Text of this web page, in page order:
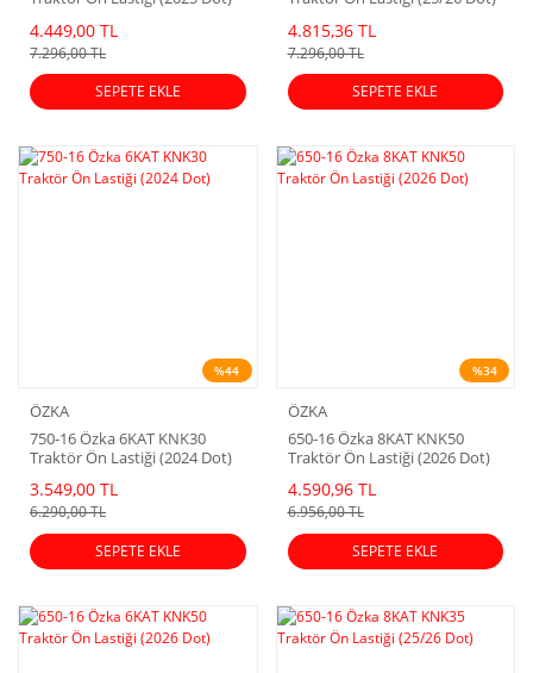
4.449,00 TL
7.296,00 TL
SEPETE EKLE
4.815,36 TL
7.296,00 TL
SEPETE EKLE
%44
ÖZKA
750-16 Özka 6KAT KNK30
Traktör Ön Lastiği (2024 Dot)
3.549,00 TL
6.290,00 TL
SEPETE EKLE
%34
ÖZKA
650-16 Özka 8KAT KNK50
Traktör Ön Lastiği (2026 Dot)
4.590,96 TL
6.956,00 TL
SEPETE EKLE